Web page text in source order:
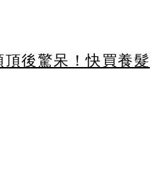
後驚呆！快買養髮